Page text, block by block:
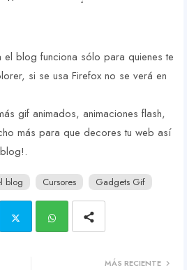
el blog funciona sólo para quienes te
si se usa Firefox no se verá en
gif animados, animaciones flash,
más para que decores tu web así
blog Cursores Gadgets Gif
MÁS RECIENTE